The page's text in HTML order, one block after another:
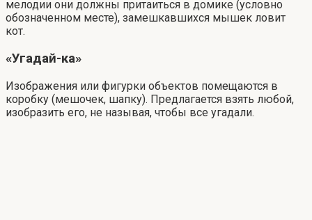
мелодии они должны притаиться в домике (условно
обозначенном месте), замешкавшихся мышек ловит
кот.
«Угадай-ка»
Изображения или фигурки объектов помещаются в
коробку (мешочек, шапку). Предлагается взять любой,
изобразить его, не называя, чтобы все угадали.